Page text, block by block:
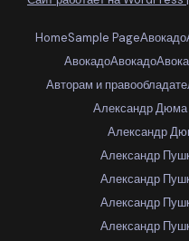
HomeSample PageАвокадо
АвокадоАвокадо
Авторам и
Александр
Александр
Александр
Александр
Александр
Александр